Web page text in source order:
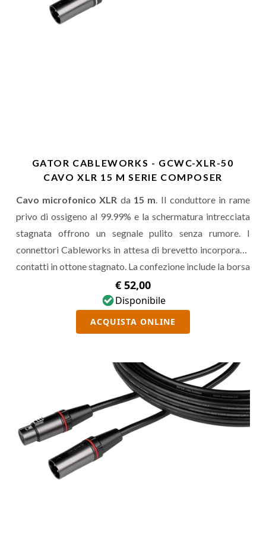
GATOR CABLEWORKS - GCWC-XLR-50
CAVO XLR 15 M SERIE COMPOSER
Cavo microfonico XLR da 15 m. Il conduttore in rame
privo di ossigeno al 99.99% e la schermatura intrecciata
stagnata offrono un segnale pulito senza rumore. I
connettori Cableworks in attesa di brevetto incorporano
contatti in ottone stagnato. La confezione include la borsa
per il trasporto e le fascette in velcro.
€ 52,00
Disponibile
ACQUISTA ONLINE